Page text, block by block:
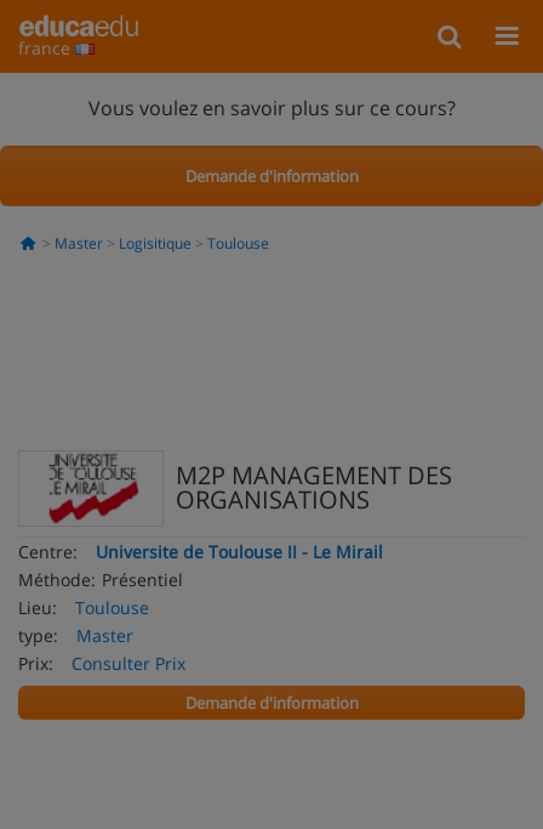
france
Vous voulez en savoir plus sur ce cours?
Demande d'information
Master Logisitique Toulouse
M2P MANAGEMENT DES
ORGANISATIONS
Centre:
Universite de Toulouse II - Le Mirail
Méthode: Présentiel
Lieu:
Toulouse
type:
Master
Prix:
Consulter Prix
Demande d'information